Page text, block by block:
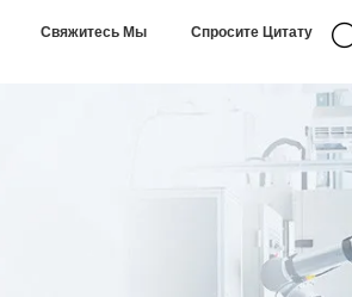
Свяжитесь Мы Спросите Цитату